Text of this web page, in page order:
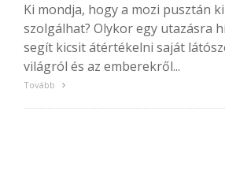
Ki mondja, hogy a mozi pusztán
szolgálhat? Olykor egy utazásra
segít kicsit átértékelni saját
világról és az emberekről...
Tovább